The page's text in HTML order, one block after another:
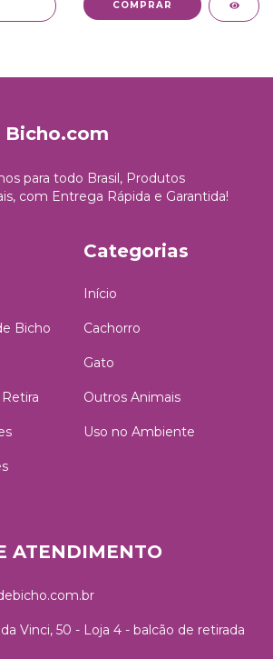
Bicho.com
para todo Brasil, Produtos
com Entrega Rápida e Garantida!
Bicho
Categorias
Início
Cachorro
Gato
Outros Animais
Uso no Ambiente
ATENDIMENTO
Vinci, 50 - Loja 4 - balcão de retirada